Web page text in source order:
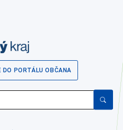
DO PORTÁLU OBČANA